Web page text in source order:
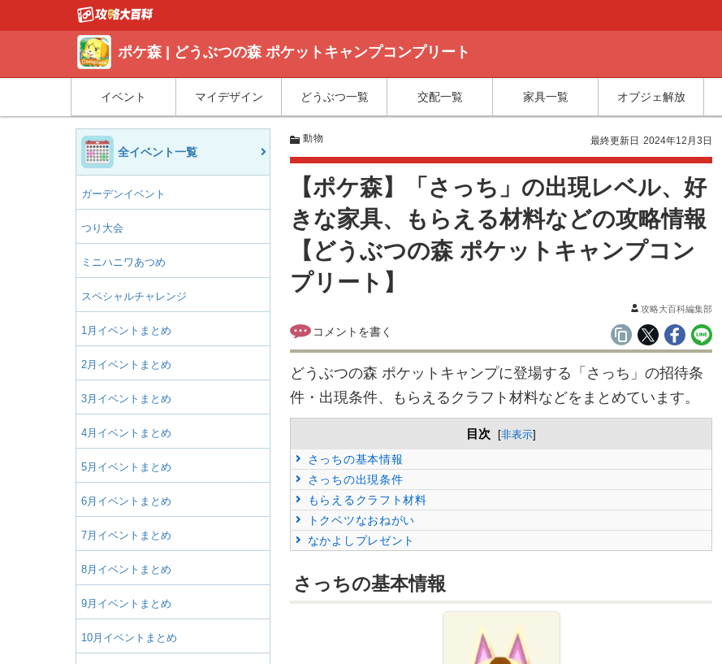
ポケ森 | どうぶつの森 ポケットキャンプコンプリート
イベント マイデザイン どうぶつ一覧 交配一覧 家具一覧 オブジェ解放
全イベント一覧
ガーデンイベント
つり大会
ミニハニワあつめ
スペシャルチャレンジ
1月イベントまとめ
2月イベントまとめ
3月イベントまとめ
4月イベントまとめ
5月イベントまとめ
6月イベントまとめ
7月イベントまとめ
8月イベントまとめ
9月イベントまとめ
10月イベントまとめ
動物 最終更新日 2024年12月3日
【ポケ森】「さっち」の出現レベル、好
きな家具、もらえる材料などの攻略情報
【どうぶつの森 ポケットキャンプコン
プリート】
攻略大百科編集部
どうぶつの森 ポケットキャンプに登場する「さっち」の招待条
件・出現条件、もらえるクラフト材料などをまとめています。
目次 [非表示]
さっちの基本情報
さっちの出現条件
もらえるクラフト材料
トクベツなおねがい
なかよしプレゼント
さっちの基本情報